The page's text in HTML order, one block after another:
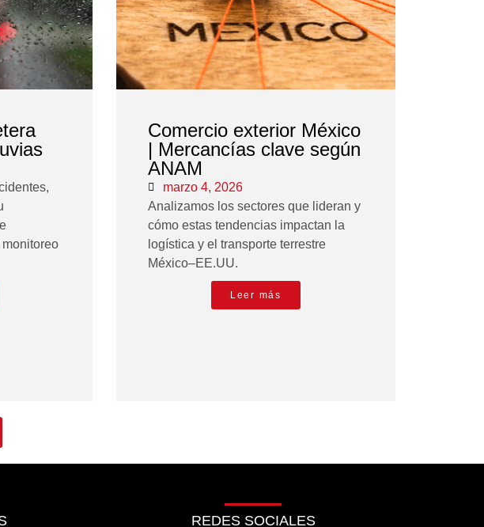
Comercio exterior México
| Mercancías clave según
ANAM
marzo 4, 2026
Analizamos los sectores que lideran y
cómo estas tendencias impactan la
logística y el transporte terrestre
México–EE.UU.
Leer más
REDES SOCIALES